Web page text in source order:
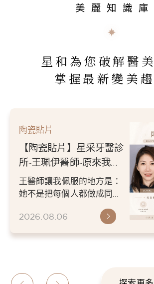
美麗知識庫
星和為您破解醫
掌握最新變美
陶瓷貼片
【陶瓷貼片】星采牙醫診
所-王珮伊醫師-從門牙縫
到自信笑容：美白貼片打
造更精緻的微笑曲線
王珮伊醫師在規劃貼片時，
除了考量牙齒本身條件，也
微笑方式等細節出發，協助
2026.06.26